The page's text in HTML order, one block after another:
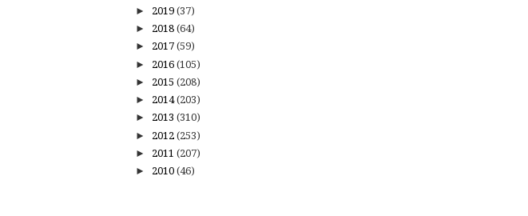
► 2019 (37)
► 2018 (64)
► 2017 (59)
► 2016 (105)
► 2015 (208)
► 2014(203)
► 2013 (310)
► 2012 (253)
► 2011 (207)
► 2010 (46)